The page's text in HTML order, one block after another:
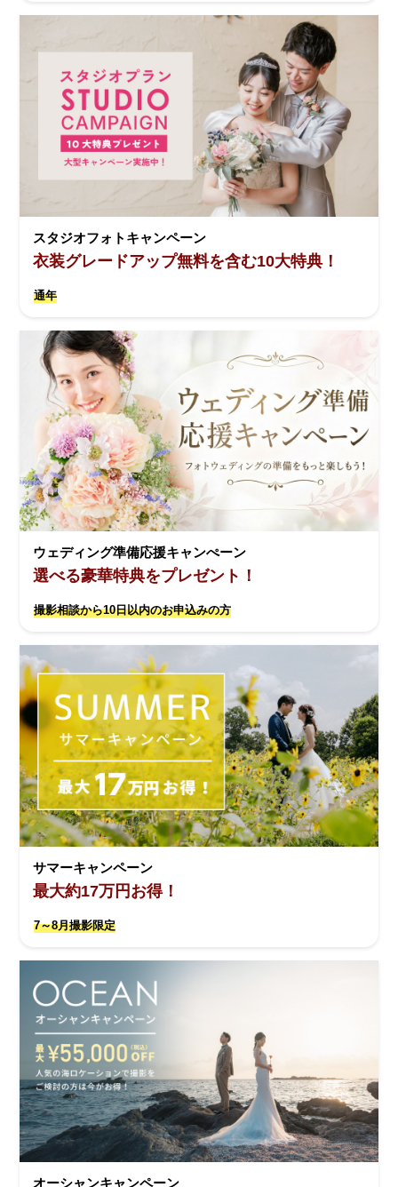
スタジオフォトキャンペーン
衣装グレードアップ無料を含む10大特典！
通年
ウェディング準備応援キャンぺーン
選べる豪華特典をプレゼント！
撮影相談から10日以内のお申込みの方
サマーキャンペーン
最大約17万円お得！
7～8月撮影限定
オーシャンキャンペーン